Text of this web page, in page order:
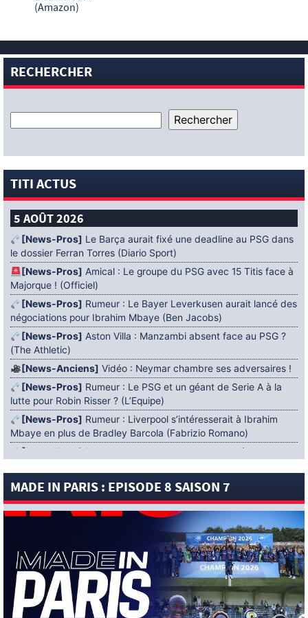
(Amazon)
RECHERCHER
TITI ACTUS
5 AOÛT 2026
[News-Pros] Le Barça aurait fixé une deadline au PSG dans
le dossier Ferran Torres (Diario Sport)
[News-Pros] Amical : Le groupe du PSG avec 15 Titis face à
Majorque ! (Officiel)
[News-Pros] Rumeur : Le Bayer Leverkusen aurait lancé des
négociations pour Ibrahim Mbaye (Ben Jacobs)
[News-Pros] Aston Villa : Manzambi absent face au PSG ?
(The Athletic)
[News-Anciens] Vidéo : Neymar chambre ses adversaires !
[News-Pros] Rumeur : Le PSG et un géant de Serie A à la
lutte pour Robin Risser ? (L’Equipe)
[News-Pros] Rumeur : Liverpool s’intéresserait à Ibrahim
Mbaye en plus de Bradley Barcola (Fabrizio Romano)
[News-Pros]
Rumeur : Accord contractuel trouvé entre le
[News-Pros]Rumeur : Le PSG aurait lancé un ultimatum
pour boucler le dossier Ferran Torres (Matteo Moretto)
4 AOÛT 2026
Mercato : Khalil Ayari prêté à Dunkerque
(Officiel)
[News-Anciens]Leverkusen : un retour de Diaby envisagé
(Foot Mercato)
[News-Formation]Nsoki va filer au Dinamo Zagreb
MADE IN PARIS : EPISODE 8 SAISON 7